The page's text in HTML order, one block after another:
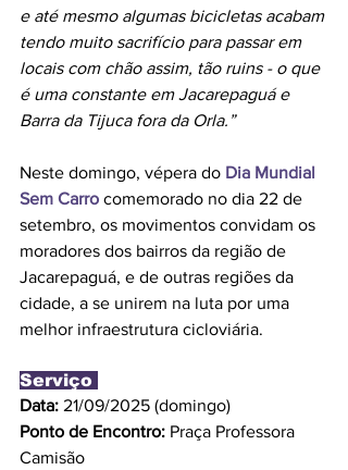
e até mesmo algumas bicicletas acabam
tendo muito sacrifício para passar em
locais com chão assim, tão ruins - o que
é uma constante em Jacarepaguá e
Barra da Tijuca fora da Orla.”
Neste domingo, vépera do Dia Mundial
Sem Carro comemorado no dia 22 de
setembro, os movimentos convidam os
moradores dos bairros da região de
Jacarepaguá, e de outras regiões da
cidade, a se unirem na luta por uma
melhor infraestrutura cicloviária.
Serviço
Data: 21/09/2025 (domingo)
Ponto de Encontro: Praça Professora
Camisão